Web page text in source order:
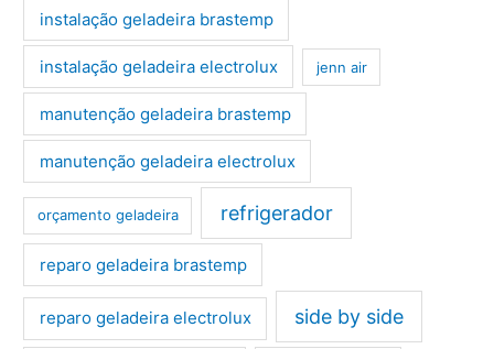
instalação geladeira brastemp
instalação geladeira electrolux jenn air
manutenção geladeira brastemp
manutenção geladeira electrolux
orçamento geladeira refrigerador
reparo geladeira brastemp
reparo geladeira electrolux side by side